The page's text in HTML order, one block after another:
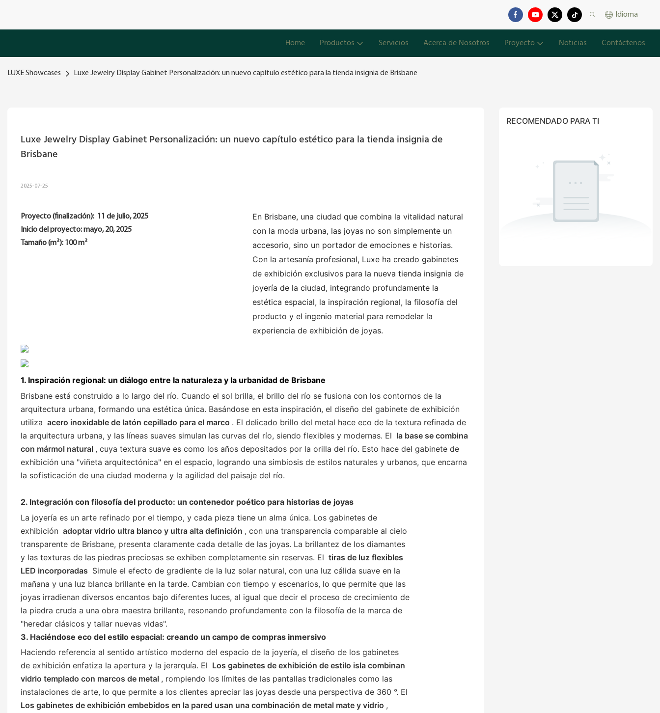
Idioma
Home Productos Servicios Acerca de Nosotros Proyecto Noticias Contáctenos
LUXE Showcases Luxe Jewelry Display Gabinet Personalización: un nuevo capítulo estético para la tienda insignia de Brisbane
Luxe Jewelry Display Gabinet Personalización: un nuevo capítulo estético para la tienda insignia de
Brisbane
2025-07-25
Proyecto (finalización): 11 de julio, 2025
Inicio del proyecto: mayo,20, 2025
Tamaño (m²): 100 m²
En Brisbane, una ciudad que combina la vitalidad natural
con la moda urbana, las joyas no son simplemente un
accesorio, sino un portador de emociones e historias.
Con la artesanía profesional, Luxe ha creado gabinetes
de exhibición exclusivos para la nueva tienda insignia de
joyería de la ciudad, integrando profundamente la
estética espacial, la inspiración regional, la filosofía del
producto y el ingenio material para remodelar la
experiencia de exhibición de joyas.
1. Inspiración regional: un diálogo entre la naturaleza y la urbanidad de Brisbane
Brisbane está construido a lo largo del río. Cuando el sol brilla, el brillo del río se fusiona con los contornos de la
arquitectura urbana, formando una estética única. Basándose en esta inspiración, el diseño del gabinete de exhibición
utiliza acero inoxidable de latón cepillado para el marco . El delicado brillo del metal hace eco de la textura refinada de
la arquitectura urbana, y las líneas suaves simulan las curvas del río, siendo flexibles y modernas. El la base se combina
con mármol natural , cuya textura suave es como los años depositados por la orilla del río. Esto hace del gabinete de
exhibición una "viñeta arquitectónica" en el espacio, logrando una simbiosis de estilos naturales y urbanos, que encarna
la sofisticación de una ciudad moderna y la agilidad del paisaje del río.
2. Integración con filosofía del producto: un contenedor poético para historias de joyas
La joyería es un arte refinado por el tiempo, y cada pieza tiene un alma única. Los gabinetes de
exhibición adoptar vidrio ultra blanco y ultra alta definición , con una transparencia comparable al cielo
transparente de Brisbane, presenta claramente cada detalle de las joyas. La brillantez de los diamantes
y las texturas de las piedras preciosas se exhiben completamente sin reservas. El tiras de luz flexibles
LED incorporadas Simule el efecto de gradiente de la luz solar natural, con una luz cálida suave en la
mañana y una luz blanca brillante en la tarde. Cambian con tiempo y escenarios, lo que permite que las
joyas irradienan diversos encantos bajo diferentes luces, al igual que decir el proceso de crecimiento de
la piedra cruda a una obra maestra brillante, resonando profundamente con la filosofía de la marca de
"heredar clásicos y tallar nuevas vidas".
3. Haciéndose eco del estilo espacial: creando un campo de compras inmersivo
Haciendo referencia al sentido artístico moderno del espacio de la joyería, el diseño de los gabinetes
de exhibición enfatiza la apertura y la jerarquía. El Los gabinetes de exhibición de estilo isla combinan
vidrio templado con marcos de metal , rompiendo los límites de las pantallas tradicionales como las
instalaciones de arte, lo que permite a los clientes apreciar las joyas desde una perspectiva de 360 °. El
Los gabinetes de exhibición embebidos en la pared usan una combinación de metal mate y vidrio ,
RECOMENDADO PARA TI